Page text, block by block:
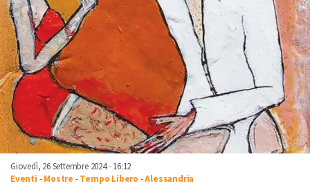
Giovedì, 26 Settembre 2024 - 16:12
Eventi -Mostre -Tempo Libero -Alessandria